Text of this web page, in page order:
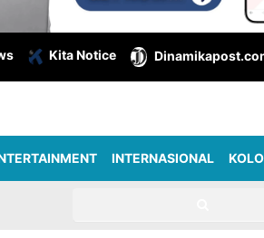
Kita Notice
INTERNASIONAL